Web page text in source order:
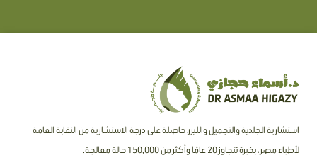
استشارية الجلدية والتجميل والليزر، حاصلة على درجة الاستشارية من النقابة العامة
لأطباء مصر ، بخبرة تتجاوز 20 عامًا وأكثر من 150,000 حالة معالجة.